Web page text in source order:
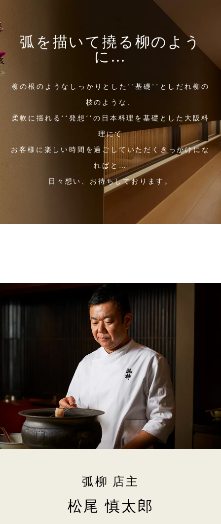
弧を描いて撓る柳のよう
に…
柳の根のようなしっかりとした‘‘基礎‘‘としだれ柳の
枝のような、
柔軟に揺れる‘‘発想‘‘の日本料理を基礎とした大阪料
理にて
お客様に楽しい時間を過ごしていただくきっかけにな
ればと…
日々想い、お待ちしております。
弧柳 店主
松尾 慎太郎